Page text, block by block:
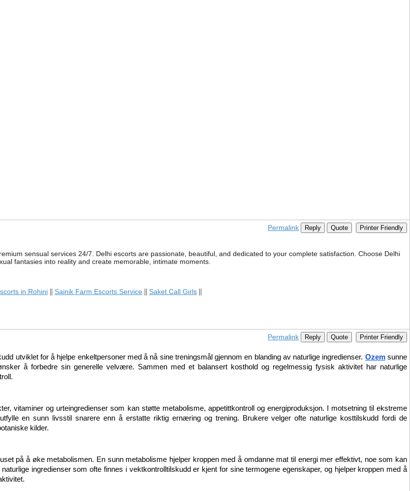
Permalink Reply Quote Printer Friendly
sensual services 24/7. Delhi escorts are passionate, beautiful, and dedicated to your complete satisfaction. Choose Delhi
fantasies into reality and create memorable, intimate moments.
in Rohini || Sainik Farm Escorts Service || Saket Call Girls ||
Permalink Reply Quote Printer Friendly
utviklet for å hjelpe enkeltpersoner med å nå sine treningsmål gjennom en blanding av naturlige ingredienser. Ozem sunne
å forbedre sin generelle velvære. Sammen med et balansert kosthold og regelmessig fysisk aktivitet har naturlige
vitaminer og urteingredienser som kan støtte metabolisme, appetittkontroll og energiproduksjon. I motsetning til ekstreme
en sunn livsstil snarere enn å erstatte riktig ernæring og trening. Brukere velger ofte naturlige kosttilskudd fordi de
kilder.
på å øke metabolismen. En sunn metabolisme hjelper kroppen med å omdanne mat til energi mer effektivt, noe som kan
ingredienser som ofte finnes i vektkontrolltilskudd er kjent for sine termogene egenskaper, og hjelper kroppen med å